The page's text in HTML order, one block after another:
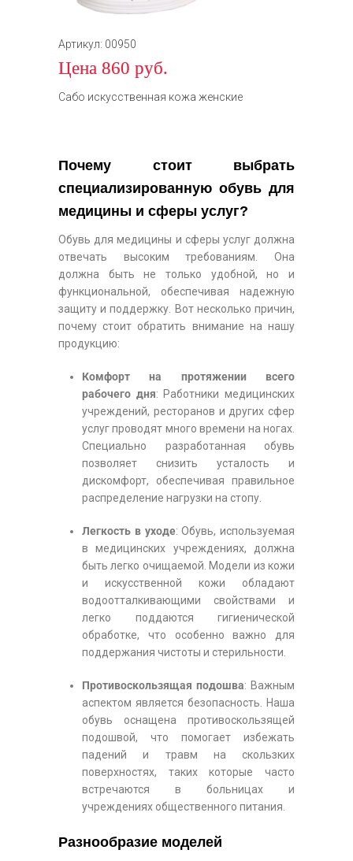
Артикул: 00950
Цена 860 руб.
Сабо искусственная кожа женские
Почему стоит выбрать
специализированную обувь для
медицины и сферы услуг?
Обувь для медицины и сферы услуг должна
отвечать высоким требованиям. Она
должна быть не только удобной, но и
функциональной, обеспечивая надежную
защиту и поддержку. Вот несколько причин,
почему стоит обратить внимание на нашу
продукцию:
Комфорт на протяжении всего
рабочего дня: Работники медицинских
учреждений, ресторанов и других сфер
услуг проводят много времени на ногах.
Специально разработанная обувь
позволяет снизить усталость и
дискомфорт, обеспечивая правильное
распределение нагрузки на стопу.
Легкость в уходе: Обувь, используемая
в медицинских учреждениях, должна
быть легко очищаемой. Модели из кожи
и искусственной кожи обладают
водоотталкивающими свойствами и
легко поддаются гигиенической
обработке, что особенно важно для
поддержания чистоты и стерильности.
Противоскользящая подошва: Важным
аспектом является безопасность. Наша
обувь оснащена противоскользящей
подошвой, что помогает избежать
падений и травм на скользких
поверхностях, таких которые часто
встречаются в больницах и
учреждениях общественного питания.
Разнообразие моделей